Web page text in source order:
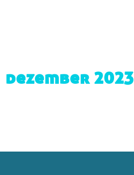
dezember 2023